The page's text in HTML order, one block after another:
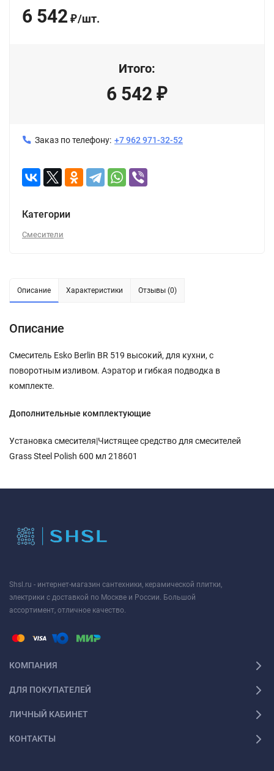
6 542 ₽/шт.
Итого:
6 542 ₽
Заказ по телефону: +7 962 971-32-52
Категории
Смесители
Описание Характеристики Отзывы (0)
Описание
Смеситель Esko Berlin BR 519 высокий, для кухни, с
поворотным изливом. Аэратор и гибкая подводка в
комплекте.
Дополнительные комплектующие
Установка смесителя|Чистящее средство для смесителей
Grass Steel Polish 600 мл 218601
Shsl.ru - интернет-магазин сантехники, керамической плитки,
электрики с доставкой по Москве и России. Большой
ассортимент, отличное качество.
КОМПАНИЯ
ДЛЯ ПОКУПАТЕЛЕЙ
ЛИЧНЫЙ КАБИНЕТ
КОНТАКТЫ